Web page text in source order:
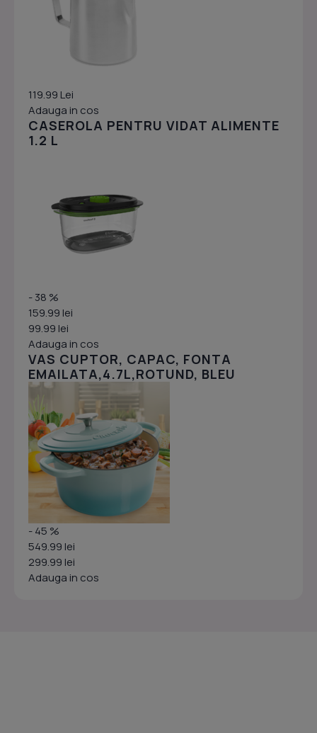
119.99 Lei
Adauga in cos
CASEROLA PENTRU VIDAT ALIMENTE
1.2 L
- 38 %
159.99 lei
99.99 lei
Adauga in cos
VAS CUPTOR, CAPAC, FONTA
EMAILATA,4.7L,ROTUND, BLEU
- 45 %
549.99 lei
299.99 lei
Adauga in cos